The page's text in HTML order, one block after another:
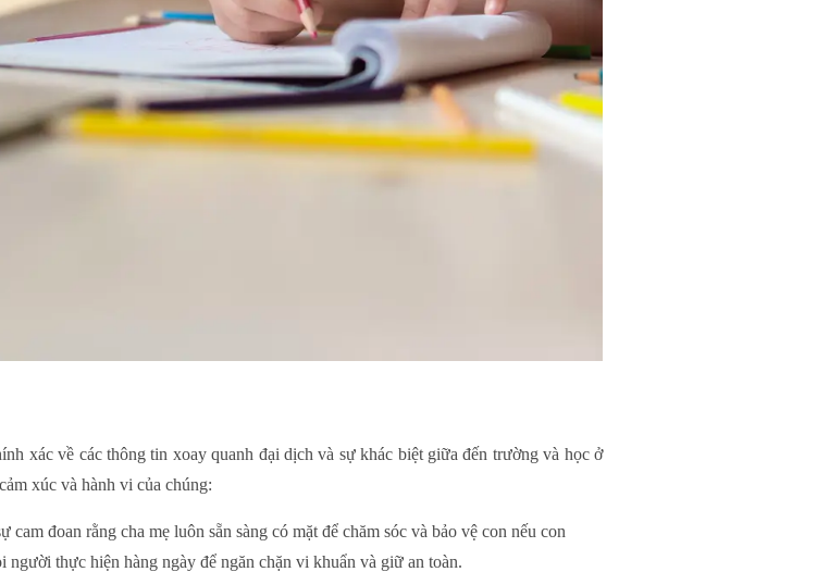
xác về các thông tin xoay quanh đại dịch và sự khác biệt giữa đến trường và học ở
xúc và hành vi của chúng:
đoan rằng cha mẹ luôn sẵn sàng có mặt để chăm sóc và bảo vệ con nếu con
thực hiện hàng ngày để ngăn chặn vi khuẩn và giữ an toàn.